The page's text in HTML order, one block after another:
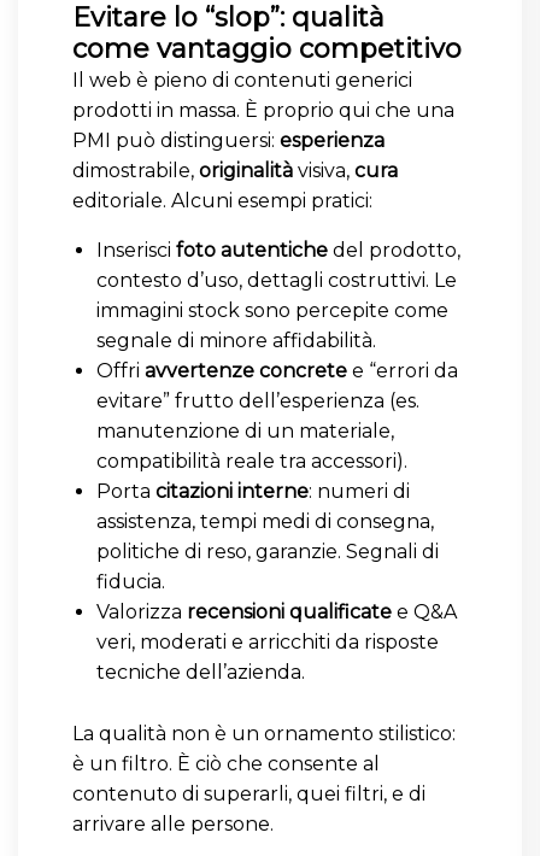
Evitare lo “slop”: qualità
come vantaggio competitivo
Il web è pieno di contenuti generici
prodotti in massa. È proprio qui che una
PMI può distinguersi: esperienza
dimostrabile, originalità visiva, cura
editoriale. Alcuni esempi pratici:
Inserisci foto autentiche del prodotto,
contesto d’uso, dettagli costruttivi. Le
immagini stock sono percepite come
segnale di minore affidabilità.
Offri avvertenze concrete e “errori da
evitare” frutto dell’esperienza (es.
manutenzione di un materiale,
compatibilità reale tra accessori).
Porta citazioni interne: numeri di
assistenza, tempi medi di consegna,
politiche di reso, garanzie. Segnali di
fiducia.
Valorizza recensioni qualificate e Q&A
veri, moderati e arricchiti da risposte
tecniche dell’azienda.
La qualità non è un ornamento stilistico:
è un filtro. È ciò che consente al
contenuto di superarli, quei filtri, e di
arrivare alle persone.